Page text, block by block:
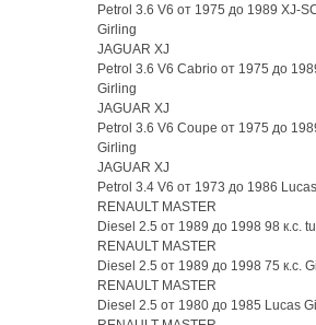
Petrol 3.6 V6 от 1975 до 1989 XJ-
Girling
JAGUAR XJ
Petrol 3.6 V6 Cabrio от 1975 до
Girling
JAGUAR XJ
Petrol 3.6 V6 Coupe от 1975 до
Girling
JAGUAR XJ
Petrol 3.4 V6 от 1973 до 1986
RENAULT MASTER
Diesel 2.5 от 1989 до 1998 98 к.с.
RENAULT MASTER
Diesel 2.5 от 1989 до 1998 75 к.с.
RENAULT MASTER
Diesel 2.5 от 1980 до 1985 Lucas